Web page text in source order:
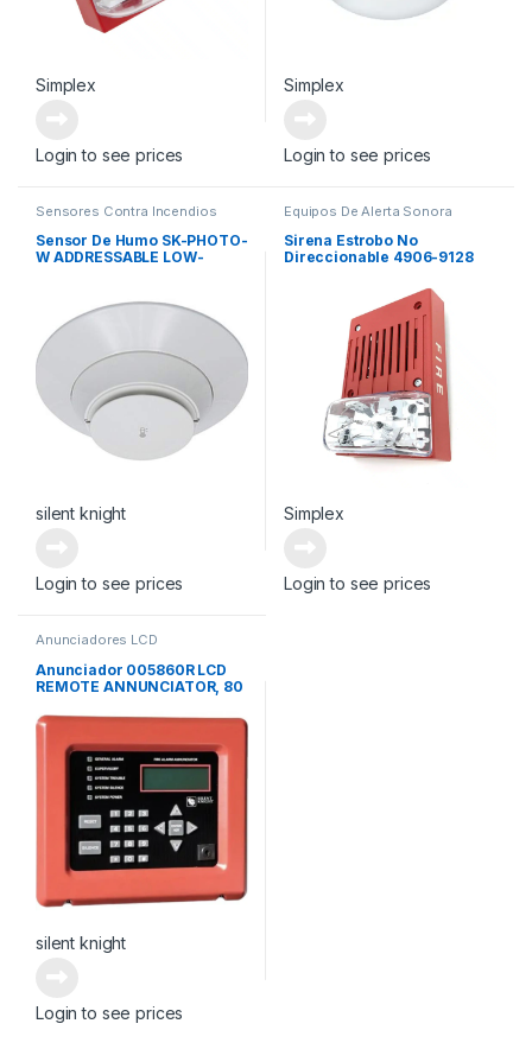
Simplex
Login to see prices
Simplex
Login to see prices
Sensores Contra Incendios
Sensor De Humo SK-PHOTO-
W ADDRESSABLE LOW-
silent knight
Login to see prices
Equipos De Alerta Sonora
Sirena Estrobo No
Direccionable 4906-9128
Simplex
Login to see prices
Anunciadores LCD
Anunciador 005860R LCD
REMOTE ANNUNCIATOR, 80
silent knight
Login to see prices